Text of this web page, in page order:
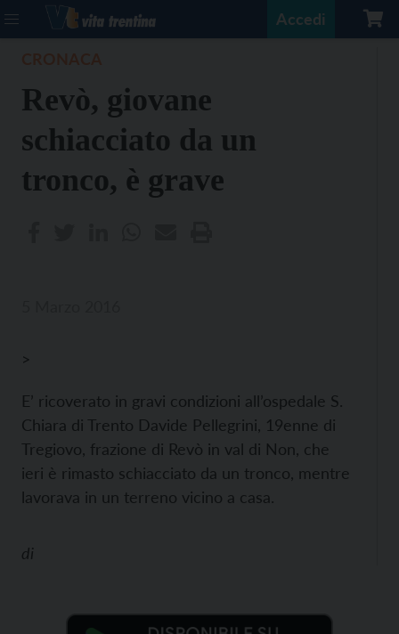
Accedi
Revò, giovane
schiacciato da un
tronco, è grave
>
E’ ricoverato in gravi condizioni all’ospedale S.
Chiara di Trento Davide Pellegrini, 19enne di
Tregiovo, frazione di Revò in val di Non, che
ieri è rimasto schiacciato da un tronco, mentre
lavorava in un terreno vicino a casa.
di